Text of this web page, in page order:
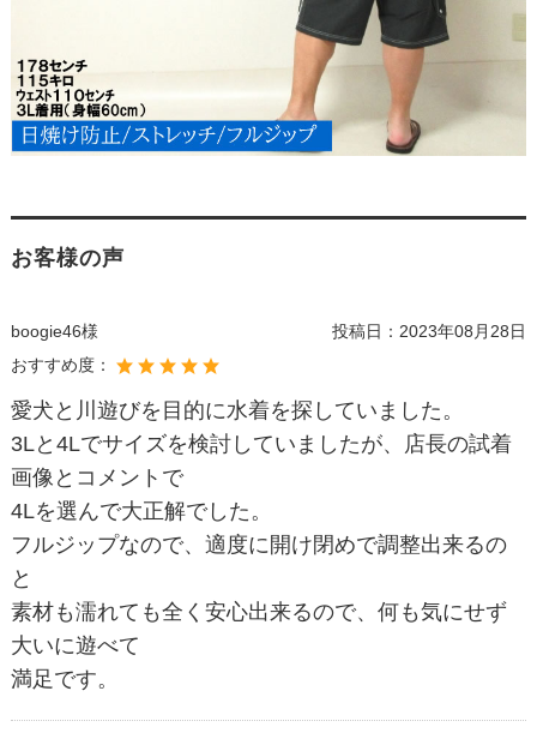
お客様の声
boogie46様 投稿日： 2023年08月28日
おすすめ度：
愛犬と川遊びを目的に水着を探していました。
3Lと4Lでサイズを検討していましたが、店長の試着
画像とコメントで
4Lを選んで大正解でした。
フルジップなので、適度に開け閉めで調整出来るの
と
素材も濡れても全く安心出来るので、何も気にせず
大いに遊べて
満足です。